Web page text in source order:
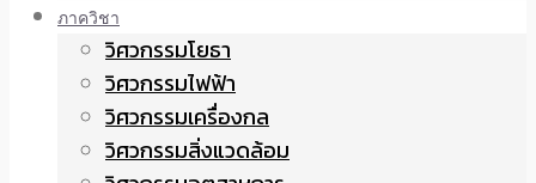
ภาควิชา
วิศวกรรมโยธา
วิศวกรรมไฟฟ้า
วิศวกรรมเครื่องกล
วิศวกรรมสิ่งแวดล้อม